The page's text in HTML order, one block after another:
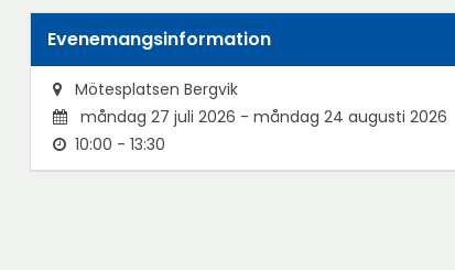
Evenemangsinformation
Mötesplatsen Bergvik
måndag 27 juli 2026 - måndag 24 augusti 2026
10:00 - 13:30